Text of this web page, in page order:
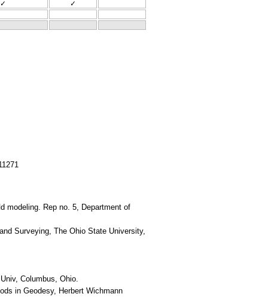
✓
✓
modeling. Rep no. 5, Department of
Surveying, The Ohio State University,
Columbus, Ohio.
in Geodesy, Herbert Wichmann